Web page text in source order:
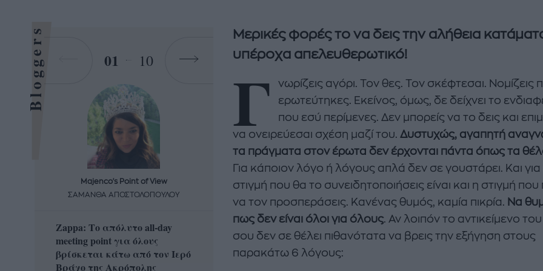
Μερικές φορές το να δεις την αλήθεια κατάματα
υπέροχα απελευθερωτικό!
Γ
νωρίζεις αγόρι. Τον θες. Τον σκέφτεσαι. Νομίζεις
ερωτεύτηκες. Εκείνος, όμως, δε δείχνει το
που εσύ περίμενες. Δεν μπορείς να το δεις και
να ονειρεύεσαι σχέση μαζί του. Δυστυχώς, αγαπητή
τα πράγματα στον έρωτα δεν έρχονται πάντα όπως τα
Για κάποιον λόγο ή λόγους απλά δεν σε γουστάρει. Και
στιγμή που θα το συνειδητοποιήσεις είναι και η στιγμή που
να τον προσπεράσεις. Κανένας θυμός, καμία πικρία. Να
πως δεν είναι όλοι για όλους. Αν λοιπόν το αντικείμενο
σου δεν σε θέλει πιθανότατα να βρεις την εξήγηση στους
παρακάτω 6 λόγους:
Bloggers 01 10
Majenco's Point of View
ΣΑΜΑΝΘΑ ΑΠΟΣΤΟΛΟΠΟΥΛΟΥ
Zappa: Το απόλυτο all-day
meeting point για όλους
βρίσκεται κάτω από τον Ιερό
Βράχο της Ακρόπολης
Majenco's Point of View
Η απόλυτη καλοκαιρινή
δροσερή σαλάτα με
καρπούζι, φέτα και φράουλες
A STORY BY KORI
Nτίνα Νικολάου: «Όταν
έπαθα την πρώτη κρίση